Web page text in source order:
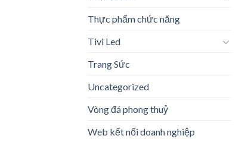
Thực phẩm chức năng
Tivi Led
Trang Sức
Uncategorized
Vòng đá phong thuỷ
Web kết nối doanh nghiệp